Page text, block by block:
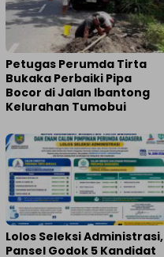
Petugas Perumda Tirta
Bukaka Perbaiki Pipa
Bocor di Jalan Ibantong
Kelurahan Tumobui
Lolos Seleksi Administrasi,
Pansel Godok 5 Kandidat